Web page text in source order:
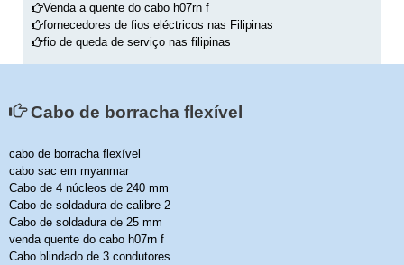
Venda a quente do cabo h07rn f
fornecedores de fios eléctricos nas Filipinas
fio de queda de serviço nas filipinas
Cabo de borracha flexível
cabo de borracha flexível
cabo sac em myanmar
Cabo de 4 núcleos de 240 mm
Cabo de soldadura de calibre 2
Cabo de soldadura de 25 mm
venda quente do cabo h07rn f
Cabo blindado de 3 condutores